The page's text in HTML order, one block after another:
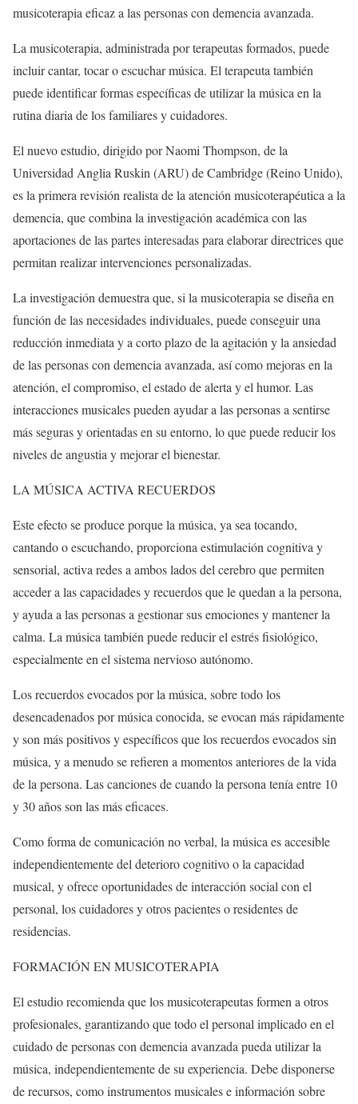
musicoterapia eficaz a las personas con demencia avanzada.
La musicoterapia, administrada por terapeutas formados, puede
incluir cantar, tocar o escuchar música. El terapeuta también
puede identificar formas específicas de utilizar la música en la
rutina diaria de los familiares y cuidadores.
El nuevo estudio, dirigido por Naomi Thompson, de la
Universidad Anglia Ruskin (ARU) de Cambridge (Reino Unido),
es la primera revisión realista de la atención musicoterapéutica a la
demencia, que combina la investigación académica con las
aportaciones de las partes interesadas para elaborar directrices que
permitan realizar intervenciones personalizadas.
La investigación demuestra que, si la musicoterapia se diseña en
función de las necesidades individuales, puede conseguir una
reducción inmediata y a corto plazo de la agitación y la ansiedad
de las personas con demencia avanzada, así como mejoras en la
atención, el compromiso, el estado de alerta y el humor. Las
interacciones musicales pueden ayudar a las personas a sentirse
más seguras y orientadas en su entorno, lo que puede reducir los
niveles de angustia y mejorar el bienestar.
LA MÚSICA ACTIVA RECUERDOS
Este efecto se produce porque la música, ya sea tocando,
cantando o escuchando, proporciona estimulación cognitiva y
sensorial, activa redes a ambos lados del cerebro que permiten
acceder a las capacidades y recuerdos que le quedan a la persona,
y ayuda a las personas a gestionar sus emociones y mantener la
calma. La música también puede reducir el estrés fisiológico,
especialmente en el sistema nervioso autónomo.
Los recuerdos evocados por la música, sobre todo los
desencadenados por música conocida, se evocan más rápidamente
y son más positivos y específicos que los recuerdos evocados sin
música, y a menudo se refieren a momentos anteriores de la vida
de la persona. Las canciones de cuando la persona tenía entre 10
y 30 años son las más eficaces.
Como forma de comunicación no verbal, la música es accesible
independientemente del deterioro cognitivo o la capacidad
musical, y ofrece oportunidades de interacción social con el
personal, los cuidadores y otros pacientes o residentes de
residencias.
FORMACIÓN EN MUSICOTERAPIA
El estudio recomienda que los musicoterapeutas formen a otros
profesionales, garantizando que todo el personal implicado en el
cuidado de personas con demencia avanzada pueda utilizar la
música, independientemente de su experiencia. Debe disponerse
de recursos, como instrumentos musicales e información sobre